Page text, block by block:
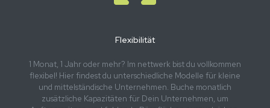
Flexibilität
1 Monat, 1 Jahr oder mehr? Im nettwerk bist du vollkommen
flexibel! Hier findest du unterschiedliche Modelle für kleine
und mittelständische Unternehmen. Buche monatlich
zusätzliche Kapazitäten für Dein Unternehmen, um